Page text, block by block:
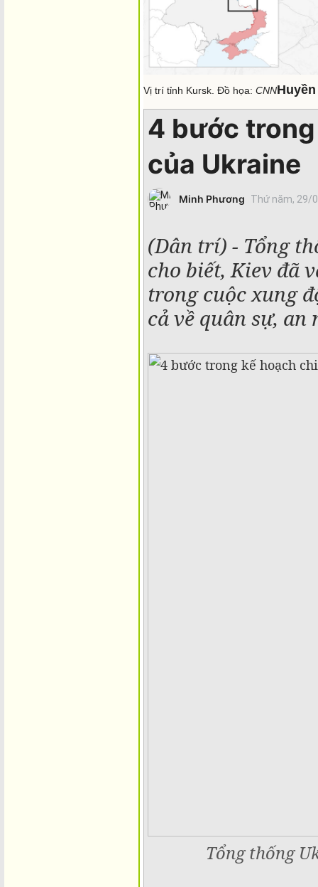
Vị trí tỉnh Kursk. Đồ họa: CNN
4 bước
của Ukraine
Minh Phương Thứ năm, 29/
(Dân trí) - Tổng
cho biết, Kiev đã
trong cuộc xung
cả về quân sự,
Tổng thống